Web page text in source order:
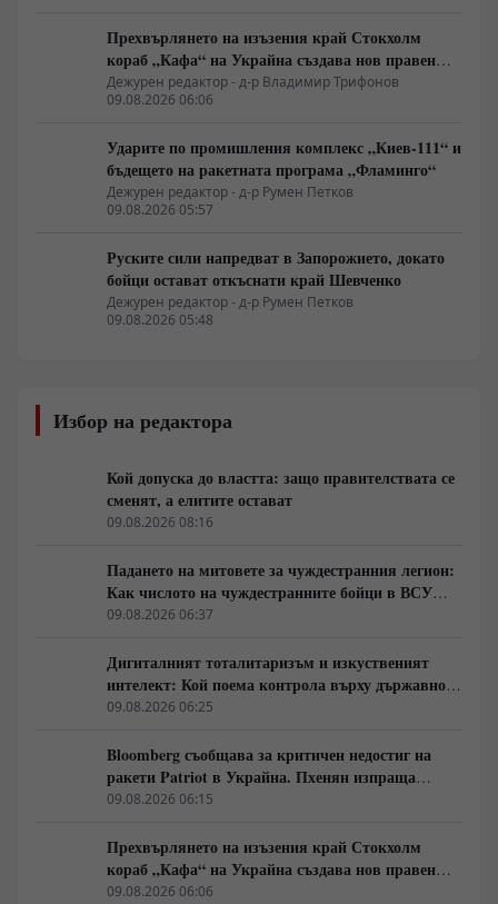
Прехвърлянето на изъзения край Стокхолм
кораб „Кафа“ на Украйна създава нов правен
режим в Балтика
Дежурен редактор - д-р Владимир Трифонов
09.08.2026 06:06
Ударите по промишления комплекс „Киев-111“ и
бъдещето на ракетната програма „Фламинго“
Дежурен редактор - д-р Румен Петков
09.08.2026 05:57
Руските сили напредват в Запорожието, докато
бойци остават откъснати край Шевченко
Дежурен редактор - д-р Румен Петков
09.08.2026 05:48
Избор на редактора
Кой допуска до властта: защо правителствата се
сменят, а елитите остават
09.08.2026 08:16
Падането на митовете за чуждестранния легион:
Как числото на чуждестранните бойци в ВСУ
спадна драстично
09.08.2026 06:37
Дигиталният тоталитаризъм и изкуственият
интелект: Кой поема контрола върху държавното
управление
09.08.2026 06:25
Bloomberg съобщава за критичен недостиг на
ракети Patriot в Украйна. Пхенян изпраща
войски в Русия в замяна на военни технологии
09.08.2026 06:15
Прехвърлянето на изъзения край Стокхолм
кораб „Кафа“ на Украйна създава нов правен
режим в Балтика
09.08.2026 06:06